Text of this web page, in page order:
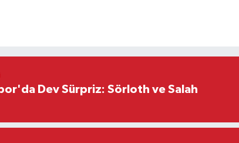
Dev Sürpriz: Sörloth ve Salah